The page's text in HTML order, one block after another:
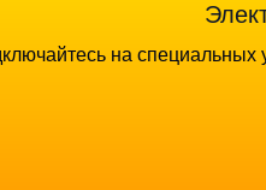
на специальных